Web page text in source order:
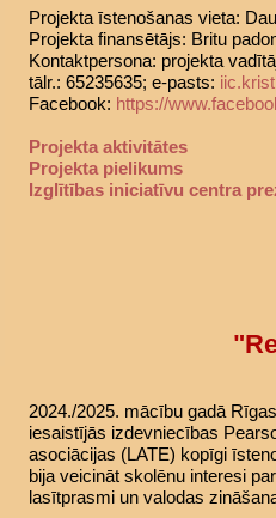
Projekta īstenošanas vieta:
Projekta finansētājs: Britu
Kontaktpersona: projekta
tālr.: 65235635; e-pasts:
Facebook: https://
Projekta aktivitātes
Projekta pielikums
Izglītības iniciatīvu centra
2024./2025. mācību gadā
iesaistījās izdevniecības
asociācijas (LATE) kopīgi
bija veicināt skolēnu interesi
lasītprasmi un valodas